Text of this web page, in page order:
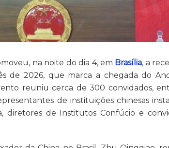
na noite do dia 4, em Brasília, a
de 2026, que marca a chegada do
reuniu cerca de 300 convidados,
de instituições chinesas
diretores de Institutos Confúcio e